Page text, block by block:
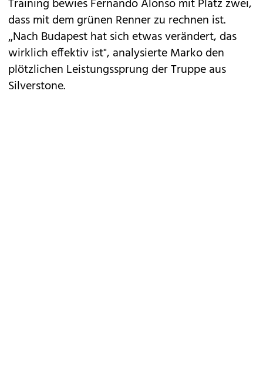
Training bewies Fernando Alonso mit Platz zwei,
dass mit dem grünen Renner zu rechnen ist.
„Nach Budapest hat sich etwas verändert, das
wirklich effektiv ist", analysierte Marko den
plötzlichen Leistungssprung der Truppe aus
Silverstone.